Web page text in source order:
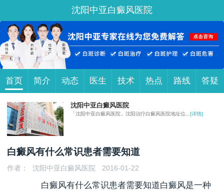
沈阳中亚白癜风医院
首页 简介 动态 医生 技术 热点 路线 答疑
沈阳中亚白癜风医院
「沈阳中亚白癜风医院」沈阳治疗白癜风医院地址位... [详情]
白癜风有什么常识患者需要知道
作者： 沈阳中亚白癜风医院 2016-01-22
白癜风有什么常识患者需要知道白癜风是一种